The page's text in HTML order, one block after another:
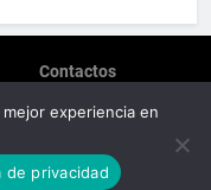
Contactos
EDUARD RADICE –
De Cookies (EU)
experiencia en
de privacidad